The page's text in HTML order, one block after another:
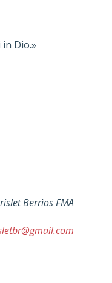
Dio.»
Berrìos FMA